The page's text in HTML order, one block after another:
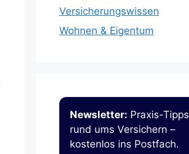
Versicherungswissen
Wohnen & Eigentum
Newsletter: Praxis-Tipps
rund ums Versichern –
kostenlos ins Postfach.